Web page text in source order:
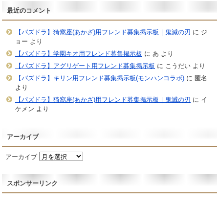
最近のコメント
【パズドラ】猗窩座(あかざ)用フレンド募集掲示板｜鬼滅の刃 に ジ
ョー より
【パズドラ】学園キオ用フレンド募集掲示板 に あ より
【パズドラ】アグリゲート用フレンド募集掲示板 に こうだいより
【パズドラ】キリン用フレンド募集掲示板(モンハンコラボ)に 匿名
より
【パズドラ】猗窩座(あかざ)用フレンド募集掲示板｜鬼滅の刃 に イ
ケメン より
アーカイブ
アーカイブ
スポンサーリンク